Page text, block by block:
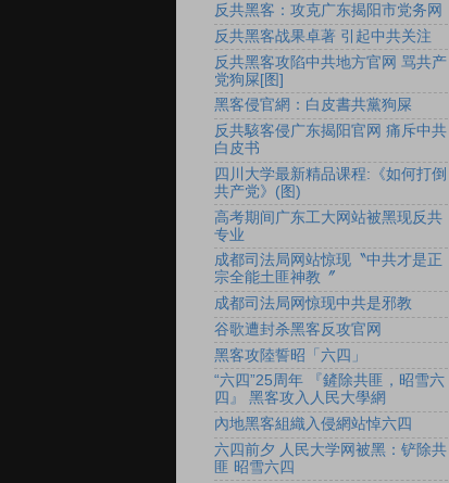
反共黑客：攻克广东揭阳市党务网
反共黑客战果卓著 引起中共关注
反共黑客攻陷中共地方官网 骂共产
党狗屎[图]
黑客侵官網：白皮書共黨狗屎
反共駭客侵广东揭阳官网 痛斥中共
白皮书
四川大学最新精品课程:《如何打倒
共产党》(图)
高考期间广东工大网站被黑现反共
专业
成都司法局网站惊现〝中共才是正
宗全能土匪神教〞
成都司法局网惊现中共是邪教
谷歌遭封杀黑客反攻官网
黑客攻陸誓昭「六四」
“六四”25周年 『鏟除共匪，昭雪六
四』 黑客攻入人民大學網
內地黑客組織入侵網站悼六四
六四前夕 人民大学网被黑：铲除共
匪 昭雪六四